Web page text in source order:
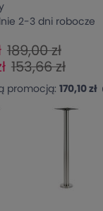
2-3 dni robocze
189,00 zł
153,66 zł
promocją: 170,10 zł